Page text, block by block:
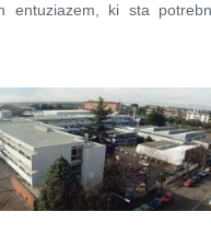
entuziazem, ki sta